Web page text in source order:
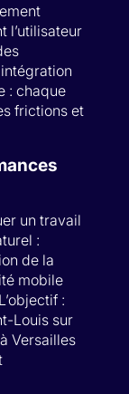
l’utilisateur
: chaque
frictions et
un travail
:
de la
mobile
:
Louis sur
Versailles